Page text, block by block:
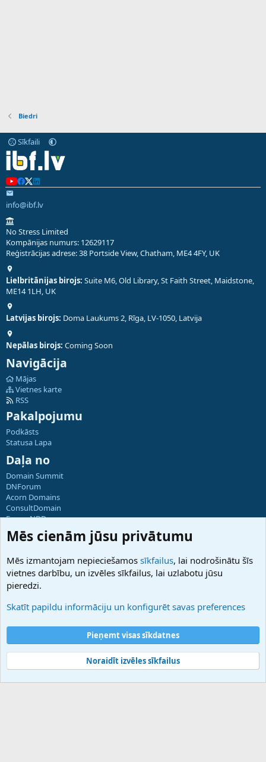
Biedri
Sīkfaili
info@ibf.lv
No Stress Limited
Kompānijas numurs: 12629117
Reģistrācijas adrese: 38 Portside View, Chatham, ME4 4FY, UK
Lielbritānijas birojs: Suite M6, Old Library, St Faith Street, Maidstone,
ME14 1LH, UK
Latvijas birojs: Doma Laukums 2, Rīga, LV-1050, Latvija
Nepālas birojs: Coming Soon
Navigācija
Mājas
Vietnes karte
RSS
Pakalpojumu
Podkāsts
Statusa Lapa
Daļa no
Domain Summit
DNForum
Acorn Domains
ConsultDomain
ForumNDD
Domainforum.ro
27.be
Hostmaria
Atbalsts
Palīdzība
Noteikumi un nosacījumi
Privātuma politika
Community platform by XenForo® © 2010-2025 XenForo Ltd.
Mēs cienām jūsu privātumu
Mēs izmantojam nepieciešamos sīkfailus, lai nodrošinātu šīs
vietnes darbību, un izvēles sīkfailus, lai uzlabotu jūsu
pieredzi.
Skatīt papildu informāciju un konfigurēt savas preferences
Pieņemt visas sīkdatnes
Noraidīt izvēles sīkfailus